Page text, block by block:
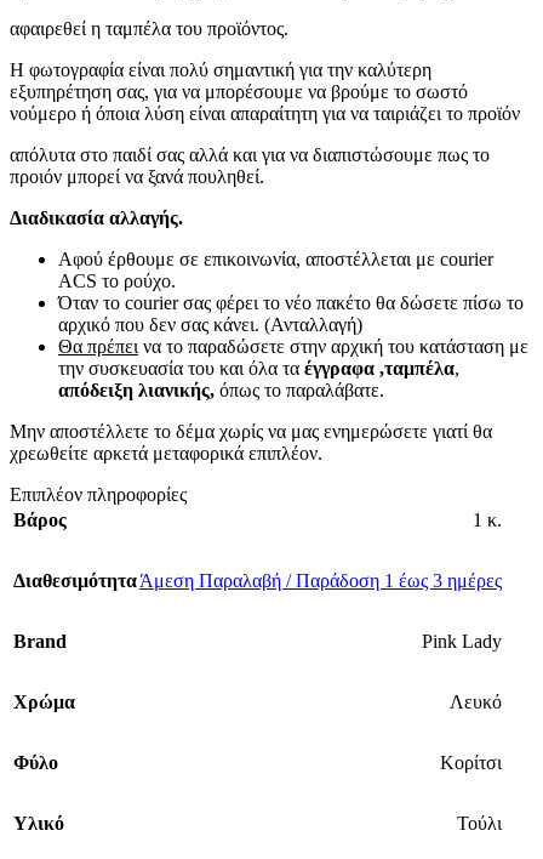
αφαιρεθεί η ταμπέλα του προϊόντος.
Η φωτογραφία είναι πολύ σημαντική για την καλύτερη
εξυπηρέτηση σας, για να μπορέσουμε να βρούμε το σωστό
νούμερο ή όποια λύση είναι απαραίτητη για να ταιριάζει το προϊόν
απόλυτα στο παιδί σας αλλά και για να διαπιστώσουμε πως το
προιόν μπορεί να ξανά πουληθεί.
Διαδικασία αλλαγής.
Αφού έρθουμε σε επικοινωνία, αποστέλλεται με courier
ACS το ρούχο.
Όταν το courier σας φέρει το νέο πακέτο θα δώσετε πίσω το
αρχικό που δεν σας κάνει. (Ανταλλαγή)
Θα πρέπει να το παραδώσετε στην αρχική του κατάσταση με
την συσκευασία του και όλα τα έγγραφα ,ταμπέλα,
απόδειξη λιανικής, όπως το παραλάβατε.
Μην αποστέλλετε το δέμα χωρίς να μας ενημερώσετε γιατί θα
χρεωθείτε αρκετά μεταφορικά επιπλέον.
Επιπλέον πληροφορίες
Βάρος
1 κ.
ΔιαθεσιμότηταΆμεση Παραλαβή / Παράδοση 1 έως 3 ημέρες
Brand Pink Lady
Χρώμα Λευκό
Φύλο Κορίτσι
Υλικό Τούλι